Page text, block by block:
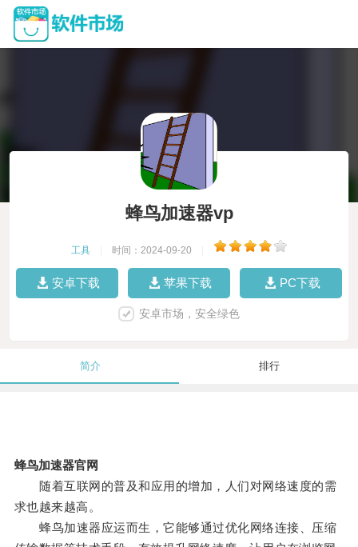
蜂鸟加速器vp
工具 时间：2024-09-20
安卓下载 苹果下载 PC下载
安卓市场，安全绿色
简介 排行
蜂鸟加速器官网
随着互联网的普及和应用的增加，人们对网络速度的需
求也越来越高。
蜂鸟加速器应运而生，它能够通过优化网络连接、压缩